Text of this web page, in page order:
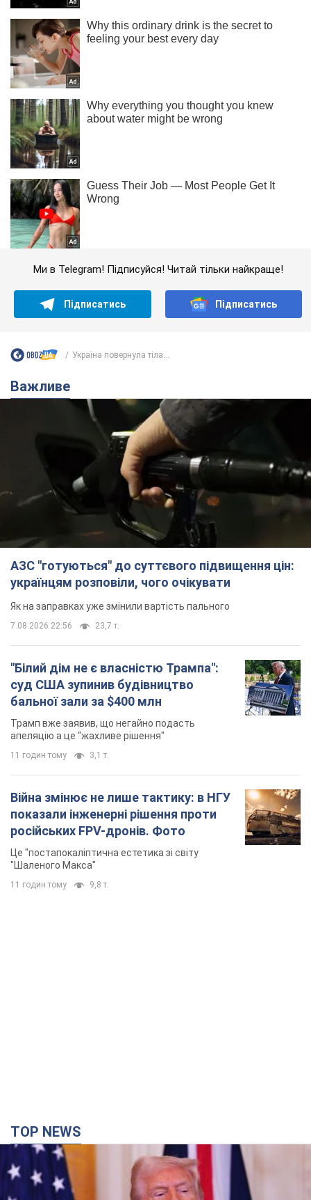
Ми в Telegram! Підписуйся! Читай тільки найкраще!
Підписатись Підписатись
Україна повернула тіла...
Важливе
АЗС "готуються" до суттєвого підвищення цін:
українцям розповіли, чого очікувати
Як на заправках уже змінили вартість пального
7.08.2026 22:56 23,7 т.
"Білий дім не є власністю Трампа":
суд США зупинив будівництво
бальної зали за $400 млн
Трамп вже заявив, що негайно подасть
апеляцію а це "жахливе рішення"
11 годин тому 3,1 т.
Війна змінює не лише тактику: в НГУ
показали інженерні рішення проти
російських FPV-дронів. Фото
Це "постапокаліптична естетика зі світу
"Шаленого Макса"
11 годин тому 9,8 т.
TOP NEWS